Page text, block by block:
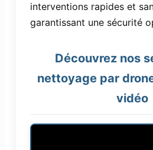
interventions rapides et
garantissant une sécurité
Découvrez nos
nettoyage par
vidéo